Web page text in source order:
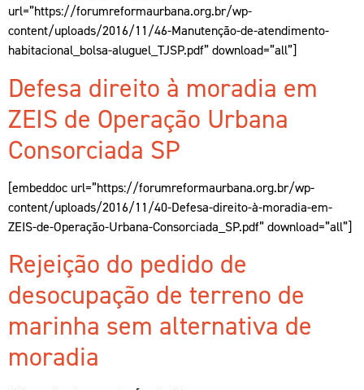
url=”https://forumreformaurbana.org.br/wp-
content/uploads/2016/11/46-Manutenção-de-atendimento-
habitacional_bolsa-aluguel_TJSP.pdf” download=”all”]
Defesa direito à moradia em
ZEIS de Operação Urbana
Consorciada SP
[embeddoc url=”https://forumreformaurbana.org.br/wp-
content/uploads/2016/11/40-Defesa-direito-à-moradia-em-
ZEIS-de-Operação-Urbana-Consorciada_SP.pdf” download=”all”]
Rejeição do pedido de
desocupação de terreno de
marinha sem alternativa de
moradia